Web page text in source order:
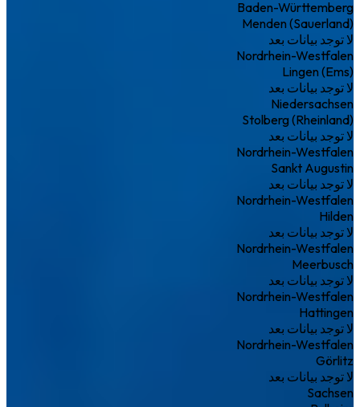
Baden-Württemberg
Menden (Sauerland)
لا توجد بيانات بعد
Nordrhein-Westfalen
Lingen (Ems)
لا توجد بيانات بعد
Niedersachsen
Stolberg (Rheinland)
لا توجد بيانات بعد
Nordrhein-Westfalen
Sankt Augustin
لا توجد بيانات بعد
Nordrhein-Westfalen
Hilden
لا توجد بيانات بعد
Nordrhein-Westfalen
Meerbusch
لا توجد بيانات بعد
Nordrhein-Westfalen
Hattingen
لا توجد بيانات بعد
Nordrhein-Westfalen
Görlitz
لا توجد بيانات بعد
Sachsen